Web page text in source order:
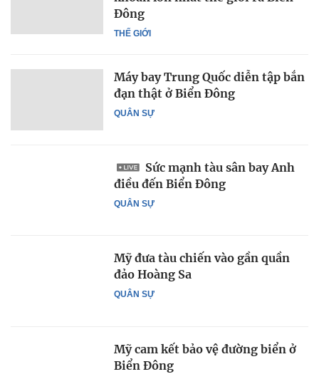
THẾ GIỚI
Đông
QUÂN SỰ
Máy bay Trung Quốc diễn tập bắn
đạn thật ở Biển Đông
QUÂN SỰ
Sức mạnh tàu sân bay Anh
điều đến Biển Đông
QUÂN SỰ
Mỹ đưa tàu chiến vào gần quần
đảo Hoàng Sa
Mỹ cam kết bảo vệ đường biển ở
Biển Đông